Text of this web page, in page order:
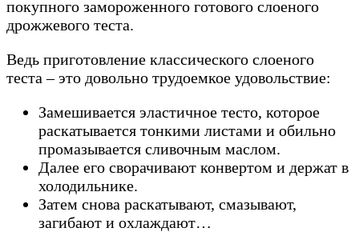
покупного замороженного готового слоеного
дрожжевого теста.
Ведь приготовление классического слоеного
теста – это довольно трудоемкое удовольствие:
Замешивается эластичное тесто, которое
раскатывается тонкими листами и обильно
промазывается сливочным маслом.
Далее его сворачивают конвертом и держат в
холодильнике.
Затем снова раскатывают, смазывают,
загибают и охлаждают…